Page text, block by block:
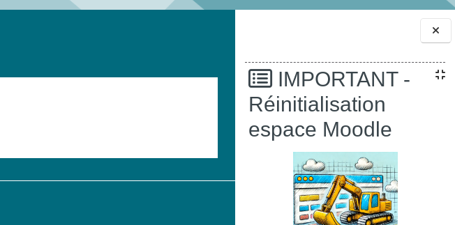
BlocsIMPORTANT -
Réinitialisation
espace Moodle